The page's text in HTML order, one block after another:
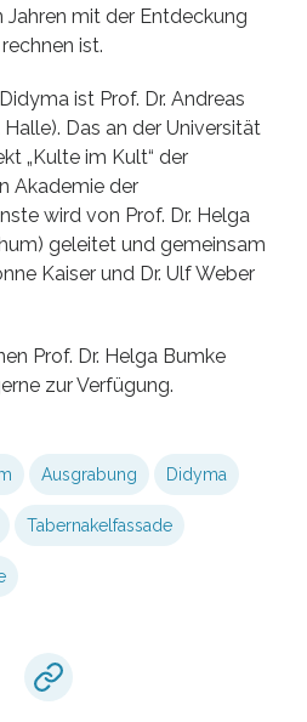
mit der Entdeckung
ist.
ist Prof. Dr. Andreas
Das an der Universität
„Kulte im Kult“ der
Akademie der
wird von Prof. Dr. Helga
geleitet und gemeinsam
Kaiser und Dr. Ulf Weber
Prof. Dr. Helga Bumke
zur Verfügung.
Ausgrabung Didyma
Tabernakelfassade